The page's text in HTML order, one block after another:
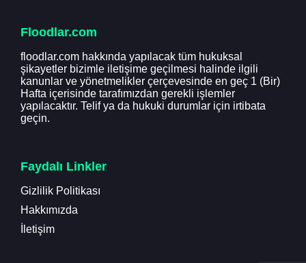
Floodlar.com
floodlar.com hakkında yapılacak tüm hukuksal
şikayetler bizimle iletişime geçilmesi halinde ilgili
kanunlar ve yönetmelikler çerçevesinde en geç 1 (Bir)
Hafta içerisinde tarafımızdan gerekli işlemler
yapılacaktır. Telif ya da hukuki durumlar için irtibata
geçin.
Faydalı Linkler
Gizlilik Politikası
Hakkımızda
İletişim